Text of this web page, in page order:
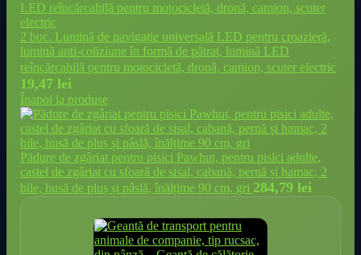
2 buc. Lumină de navigație universală LED pentru croazieră,
lumină anti-coliziune în formă de pătrat, lumină LED
reîncărcabilă pentru motocicletă, dronă, camion, scuter electric
19,47 lei
Înapoi la produse
Pădure de zgâriat pentru pisici Pawhut, pentru pisici adulte,
castel de zgâriat cu sfoară de sisal, cabană, pernă și hamac, 2
bile, husă de pluș și pâslă, înălțime 90 cm, gri 284,79 lei